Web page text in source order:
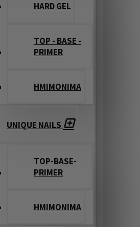
HARD GEL
TOP - BASE -
PRIMER
ΗΜΙΜΟΝΙΜΑ
UNIQUE NAILS
TOP-BASE-
PRIMER
ΗΜΙΜΟΝΙΜΑ